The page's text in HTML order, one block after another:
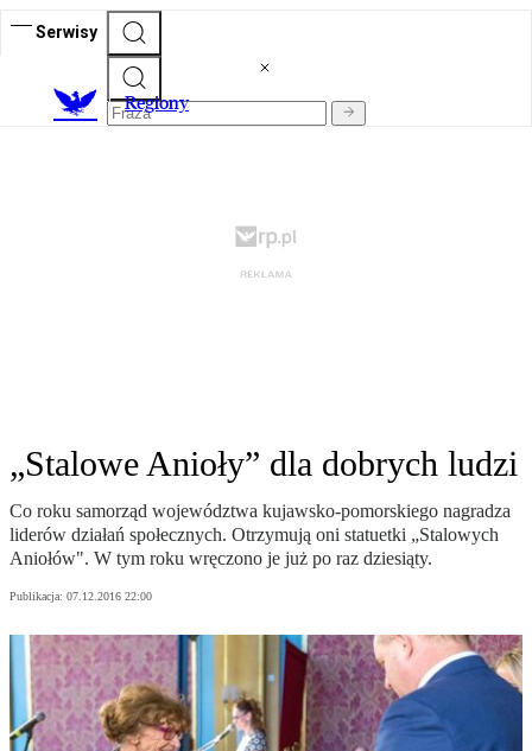
Serwisy
Regiony
„Stalowe Anioły” dla dobrych ludzi
Co roku samorząd województwa kujawsko-pomorskiego nagradza
liderów działań społecznych. Otrzymują oni statuetki „Stalowych
Aniołów". W tym roku wręczono je już po raz dziesiąty.
Publikacja: 07.12.2016 22:00